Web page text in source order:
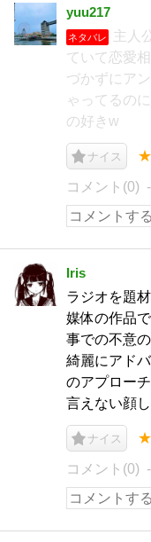
yuu217
ネタバレ
主人
ていて恋愛
づかずにア
ゃってるの
の好きw
ナイス
コメント(0)
Iris
ラジオを題
媒体の作品
事での不意
綺麗にアド
のアプロー
言えない顔
ナイス
コメント(0)